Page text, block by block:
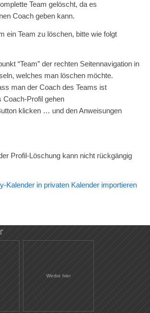
Team gelöscht, da es
Coach geben kann.
ein Team zu löschen, bitte wie folgt
“Team” der rechten Seitennavigation in
welches man löschen möchte.
man der Coach des Teams ist
Coach-Profil gehen
klicken … und den Anweisungen
Profil-Löschung kann nicht rückgängig
Kalender in privaten Kalender importieren
Werbe hier